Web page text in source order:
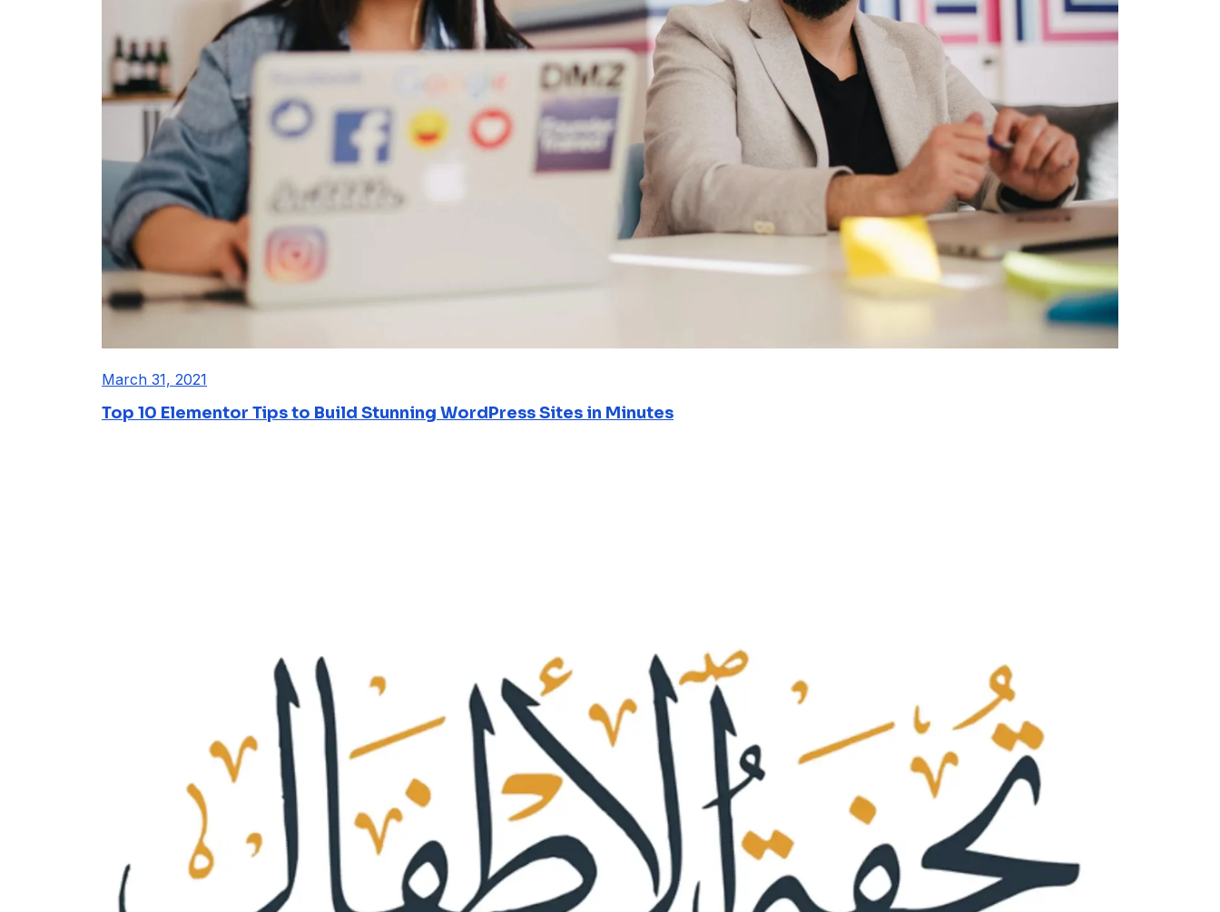
March 31, 2021
Top 10 Elementor Tips to Build Stunning WordPress Sites in Minutes